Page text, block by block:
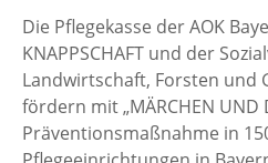
Die Pflegekasse der AOK
KNAPPSCHAFT und der
Landwirtschaft, Forsten und
fördern mit „MÄRCHEN UND
Präventionsmaßnahme in